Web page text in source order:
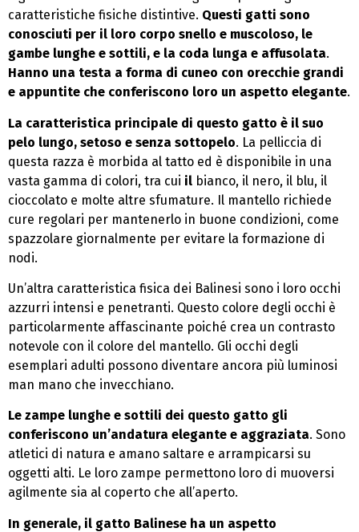
caratteristiche fisiche distintive. Questi gatti sono
conosciuti per il loro corpo snello e muscoloso, le
gambe lunghe e sottili, e la coda lunga e affusolata.
Hanno una testa a forma di cuneo con orecchie grandi
e appuntite che conferiscono loro un aspetto elegante.
La caratteristica principale di questo gatto è il suo
pelo lungo, setoso e senza sottopelo. La pelliccia di
questa razza è morbida al tatto ed è disponibile in una
vasta gamma di colori, tra cui il bianco, il nero, il blu, il
cioccolato e molte altre sfumature. Il mantello richiede
cure regolari per mantenerlo in buone condizioni, come
spazzolare giornalmente per evitare la formazione di
nodi.
Un’altra caratteristica fisica dei Balinesi sono i loro occhi
azzurri intensi e penetranti. Questo colore degli occhi è
particolarmente affascinante poiché crea un contrasto
notevole con il colore del mantello. Gli occhi degli
esemplari adulti possono diventare ancora più luminosi
man mano che invecchiano.
Le zampe lunghe e sottili dei questo gatto gli
conferiscono un’andatura elegante e aggraziata. Sono
atletici di natura e amano saltare e arrampicarsi su
oggetti alti. Le loro zampe permettono loro di muoversi
agilmente sia al coperto che all’aperto.
In generale, il gatto Balinese ha un aspetto